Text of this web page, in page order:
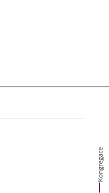
Kongregace